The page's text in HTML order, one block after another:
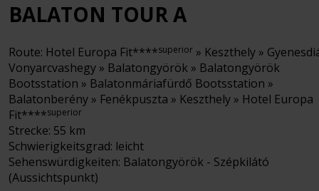
BALATON TOUR A
Route: Hotel Europa Fit****superior » Keszthely »
Vonyarcvashegy » Balatongyörök » Balatongyörök
Bootsstation » Balatonmáriafürdő Bootsstation »
Balatonberény » Fenékpuszta » Keszthely » Hotel Europa
Fit****superior
Strecke: 55 km
Schwierigkeitsgrad: leicht
Sehenswürdigkeiten: Balatongyörök - Szépkilátó
(Aussichtspunkt)